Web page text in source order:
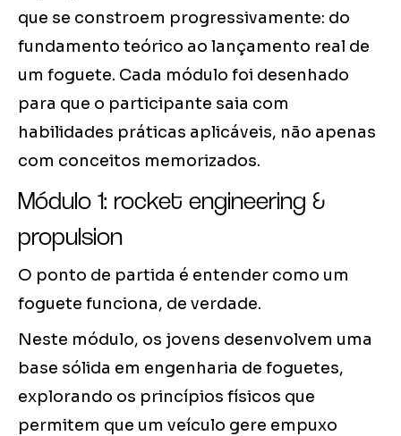
que se constroem progressivamente: do
fundamento teórico ao lançamento real de
um foguete. Cada módulo foi desenhado
para que o participante saia com
habilidades práticas aplicáveis, não apenas
com conceitos memorizados.
Módulo 1: rocket engineering &
propulsion
O ponto de partida é entender como um
foguete funciona, de verdade.
Neste módulo, os jovens desenvolvem uma
base sólida em engenharia de foguetes,
explorando os princípios físicos que
permitem que um veículo gere empuxo